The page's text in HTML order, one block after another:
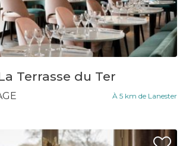
Terrasse du Ter
À 5 km de Lanester